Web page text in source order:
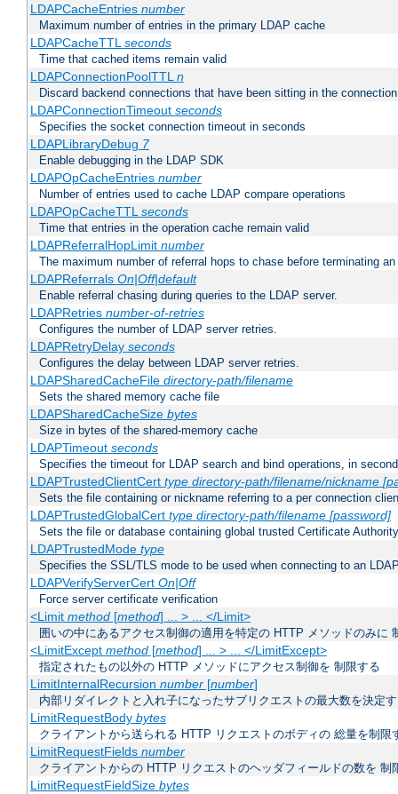
LDAPCacheEntries number
Maximum number of entries in the primary LDAP cache
LDAPCacheTTLseconds
Time that cached items remain valid
LDAPConnectionPoolTTLn
Discard backend connections that have been sitting in the
LDAPConnectionTimeout seconds
Specifies the socket connection timeout in seconds
LDAPLibraryDebug 7
Enable debugging in the LDAP SDK
LDAPOpCacheEntries number
Number of entries used to cache LDAP compare operations
LDAPOpCacheTTLseconds
Time that entries in the operation cache remain valid
LDAPReferralHopLimit number
The maximum number of referral hops to chase before terminating
LDAPReferrals On|Off|default
Enable referral chasing during queries to the LDAP server.
LDAPRetries number-of-retries
Configures the number of LDAP server retries.
LDAPRetryDelay seconds
Configures the delay between LDAP server retries.
LDAPSharedCacheFile directory-path/filename
Sets the shared memory cache file
LDAPSharedCacheSize bytes
Size in bytes of the shared-memory cache
LDAPTimeout seconds
Specifies the timeout for LDAP search and bind operations, in
LDAPTrustedClientCert type directory-path/filename/nickname
Sets the file containing or nickname referring to a per connection
LDAPTrustedGlobalCert type directory-path/filename [password]
Sets the file or database containing global trusted Certificate
LDAPTrustedMode type
Specifies the SSL/TLS mode to be used when connecting to an
LDAPVerifyServerCert On|Off
Force server certificate verification
<Limit method[method] ... > ... </Limit>
囲いの中にあるアクセス制御の適用を特定の HTTP メソッドのみに
<LimitExcept method[method] ... > ... </LimitExcept>
指定されたもの以外の HTTP メソッドにアクセス制御を 制限する
LimitInternalRecursion number[number]
内部リダイレクトと入れ子になったサブリクエストの最大数を決定
LimitRequestBody bytes
クライアントから送られる HTTP リクエストのボディの 総量を制限
LimitRequestFields number
クライアントからの HTTP リクエストのヘッダフィールドの数を 制
LimitRequestFieldSize bytes